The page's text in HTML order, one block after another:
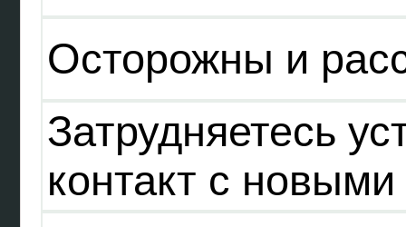
Осторожны и
Затрудняетесь
контакт с